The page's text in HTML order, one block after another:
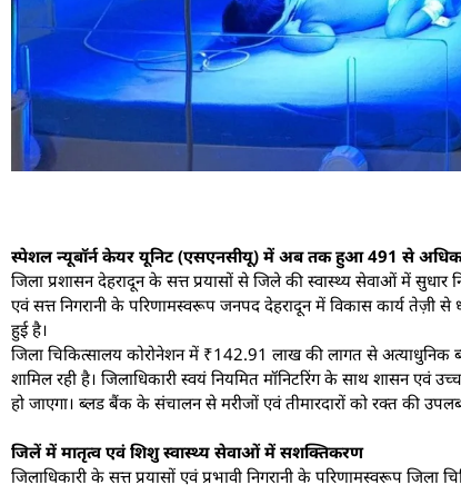
स्पेशल न्यूबॉर्न केयर यूनिट (एसएनसीयू) में अब तक हुआ 491 से अधिक
जिला प्रशासन देहरादून के सत्त प्रयासों से जिले की स्वास्थ्य सेवाओं में सुधार
एवं सत्त निगरानी के परिणामस्वरूप जनपद देहरादून में विकास कार्य तेज़ी
हुई है।
जिला चिकित्सालय कोरोनेशन में ₹142.91 लाख की लागत से अत्याधुनिक
शामिल रही है। जिलाधिकारी स्वयं नियमित मॉनिटरिंग के साथ शासन एवं
हो जाएगा। ब्लड बैंक के संचालन से मरीजों एवं तीमारदारों को रक्त की
जिलें में मातृत्व एवं शिशु स्वास्थ्य सेवाओं में सशक्तिकरण
जिलाधिकारी के सत्त प्रयासों एवं प्रभावी निगरानी के परिणामस्वरूप